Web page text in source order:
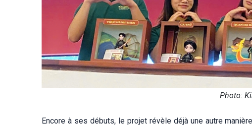
Photo:
Encore à ses débuts, le projet révèle déjà une autre